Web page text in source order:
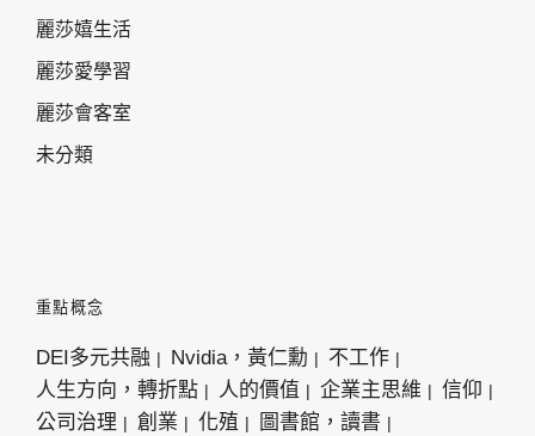
麗莎嬉生活
麗莎愛學習
麗莎會客室
未分類
重點概念
DEI多元共融 Nvidia，黃仁勳
不工作
人生方向，轉折點
人的價值 企業主思維
信仰
公司治理
創業 化殖
圖書館，讀書